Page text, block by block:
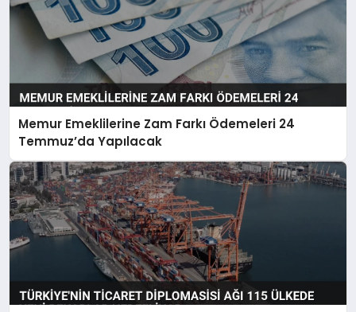
Memur Emeklilerine Zam Farkı Ödemeleri 24
Temmuz’da Yapılacak